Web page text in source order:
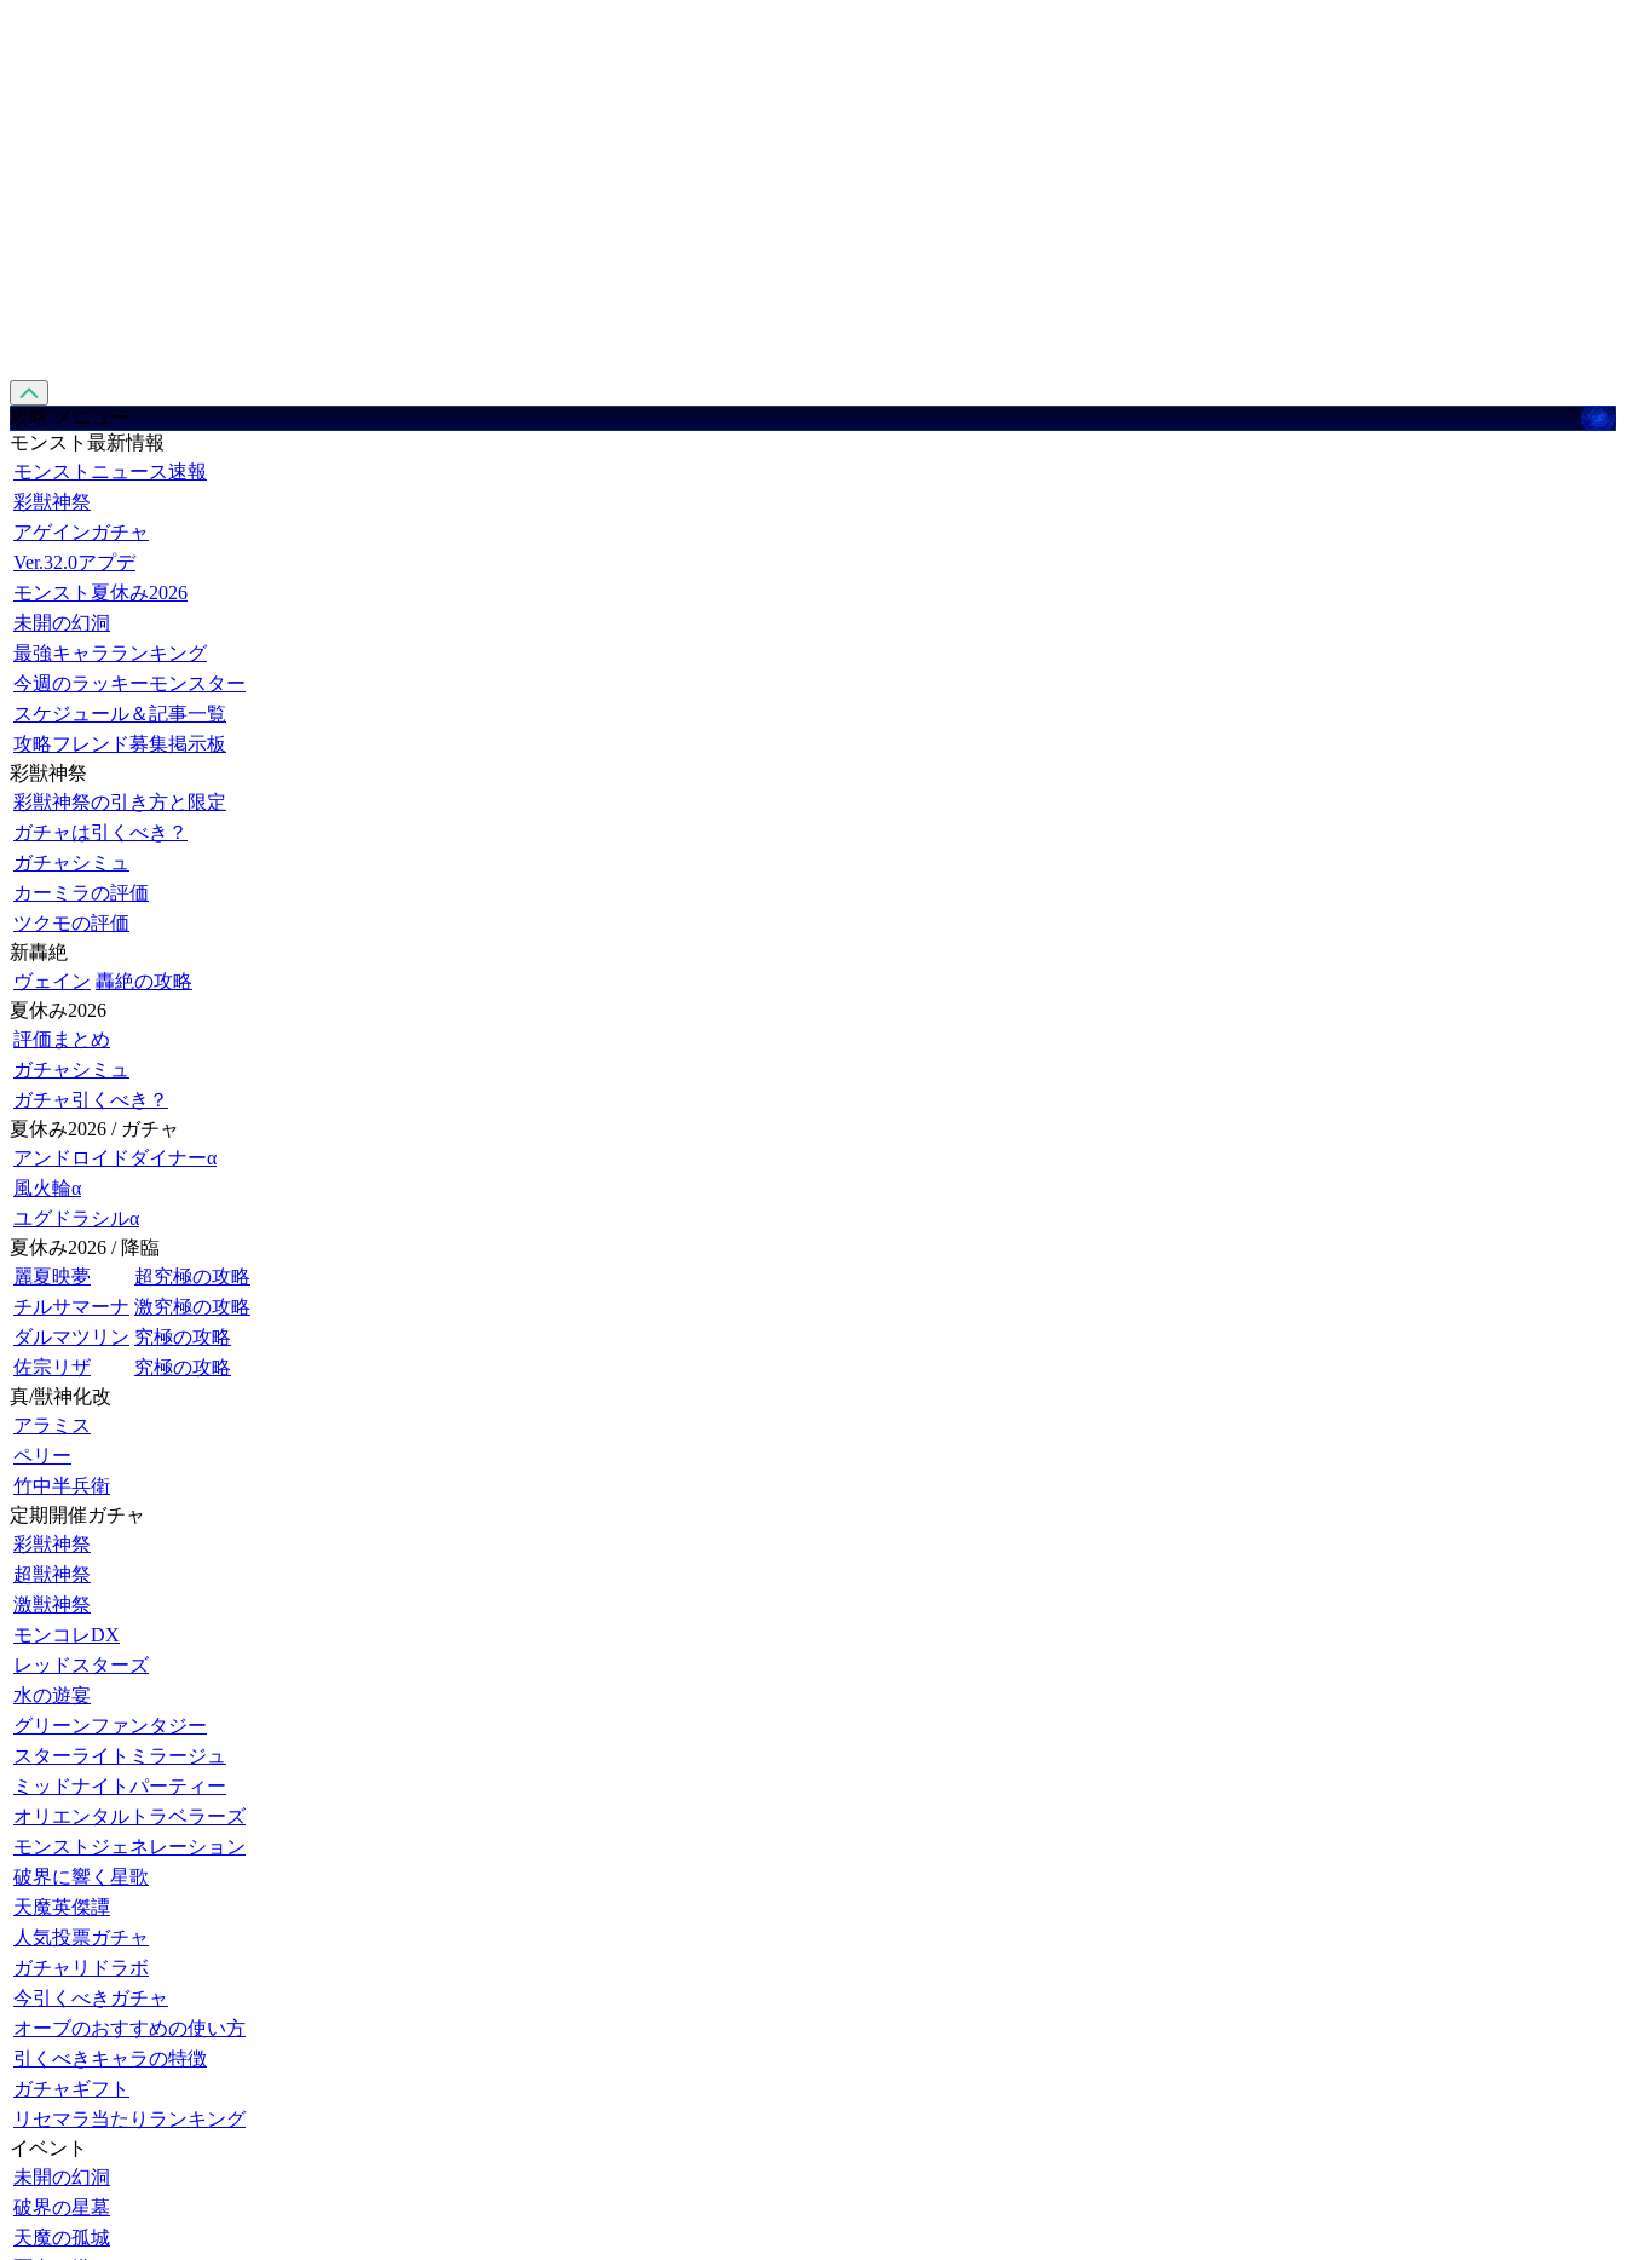
攻略 メニュー
モンスト最新情報
モンストニュース速報
彩獣神祭
アゲインガチャ
Ver.32.0アプデ
モンスト夏休み2026
未開の幻洞
最強キャラランキング
今週のラッキーモンスター
スケジュール＆記事一覧
攻略フレンド募集掲示板
彩獣神祭
彩獣神祭の引き方と限定
ガチャは引くべき？
ガチャシミュ
カーミラの評価
ツクモの評価
新轟絶
ヴェイン 轟絶の攻略
夏休み2026
評価まとめ
ガチャシミュ
ガチャ引くべき？
夏休み2026 / ガチャ
アンドロイドダイナーα
風火輪α
ユグドラシルα
夏休み2026 / 降臨
麗夏映夢
超究極の攻略
チルサマーナ 激究極の攻略
ダルマツリン 究極の攻略
佐宗リザ
究極の攻略
真/獣神化改
アラミス
ペリー
竹中半兵衛
定期開催ガチャ
彩獣神祭
超獣神祭
激獣神祭
モンコレDX
レッドスターズ
水の遊宴
グリーンファンタジー
スターライトミラージュ
ミッドナイトパーティー
オリエンタルトラベラーズ
モンストジェネレーション
破界に響く星歌
天魔英傑譚
人気投票ガチャ
ガチャリドラボ
今引くべきガチャ
オーブのおすすめの使い方
引くべきキャラの特徴
ガチャギフト
リセマラ当たりランキング
イベント
未開の幻洞
破界の星墓
天魔の孤城